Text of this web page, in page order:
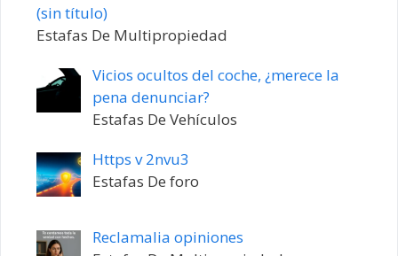
(sin título)Entrada
20198
Estafas De Multipropiedad
Vicios ocultos del coche, ¿merece la
pena denunciar?
Estafas De Vehículos
Https v 2nvu3
Estafas De foro
Reclamalia opiniones